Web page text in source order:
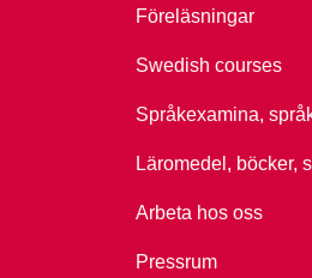
Föreläsningar
Swedish courses
Språkexamina,
Läromedel, böcker,
Arbeta hos oss
Pressrum